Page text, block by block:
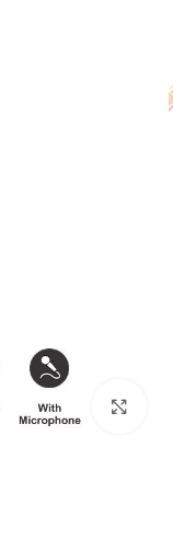
بزرگنمایی